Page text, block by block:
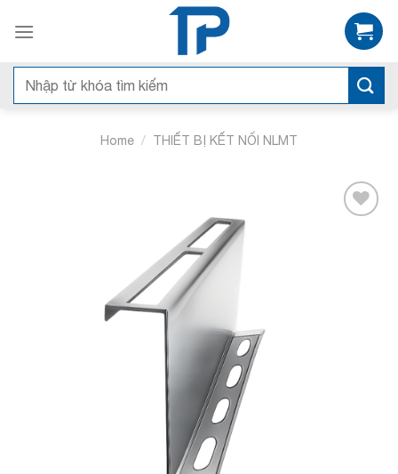
qua
dungSearch
Home / THIẾT BỊ KẾT NỐI NLMT